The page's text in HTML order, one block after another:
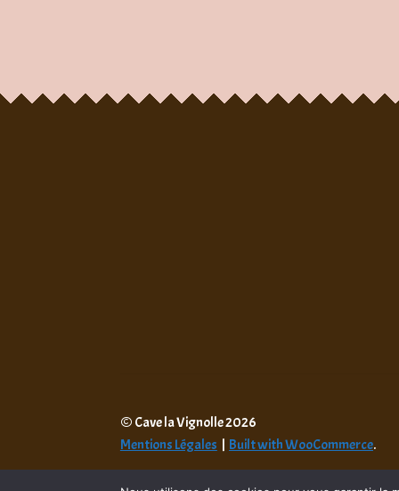
© Cave la Vignolle 2026
Mentions Légales
Built with WooCommerce.